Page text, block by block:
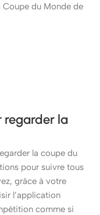
Coupe du Monde de
regarder la
la coupe du
pour suivre tous
grâce à votre
l’application
comme si